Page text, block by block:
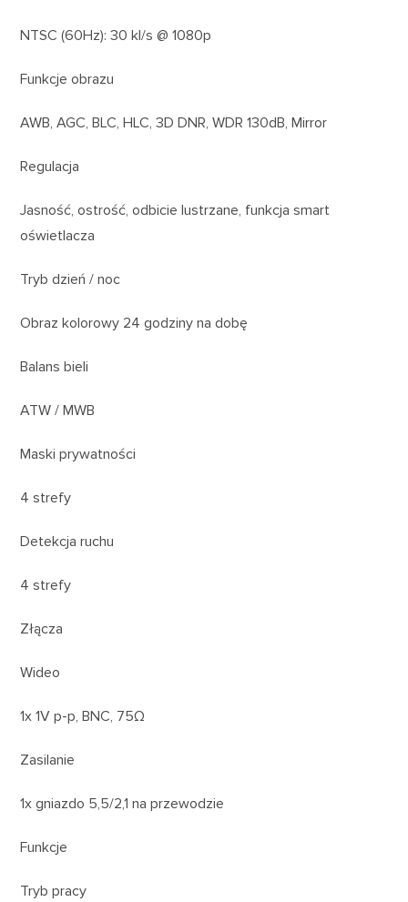
NTSC (60Hz): 30 kl/s @ 1080p
Funkcje obrazu
AWB, AGC, BLC, HLC, 3D DNR, WDR 130dB, Mirror
Regulacja
Jasność, ostrość, odbicie lustrzane, funkcja smart
oświetlacza
Tryb dzień / noc
Obraz kolorowy 24 godziny na dobę
Balans bieli
ATW / MWB
Maski prywatności
4 strefy
Detekcja ruchu
4 strefy
Złącza
Wideo
1x 1V p-p, BNC, 75Ω
Zasilanie
1x gniazdo 5,5/2,1 na przewodzie
Funkcje
Tryb pracy